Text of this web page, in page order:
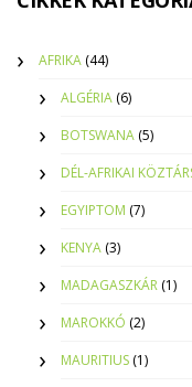
AFRIKA (44)
ALGÉRIA (6)
BOTSWANA (5)
DÉL-AFRIKAI
EGYIPTOM (7)
KENYA (3)
MADAGASZKÁR (1)
MAROKKÓ (2)
MAURITIUS (1)